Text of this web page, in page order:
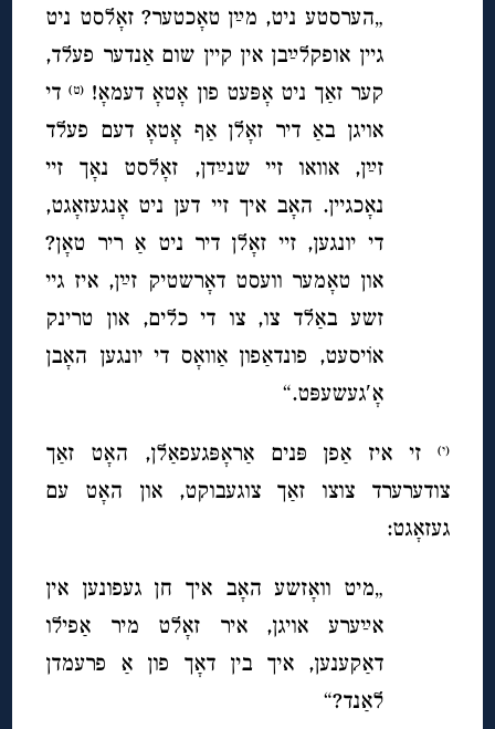
„הערסטע ניט, מײַן טאָכטער? זאָלסט ניט
גיין אופקלײַבן אין קיין שום אַנדער פעלד,
קער זאַך ניט אָפּעט פון אָטאָ דעמאָ! (ט)די
אויגן באַ דיר זאָלן אַף אָטאָ דעם פעלד
זײַן, אוואו זיי שנײַדן, זאָלסט נאָך זיי
נאָכגיין. האָב איך זיי דען ניט אָנגעזאָגט,
די יונגען, זיי זאָלן דיר ניט אַ ריר טאָן?
און טאָמער וועסט דאָרשטיק זײַן, איז גיי
זשע באַלד צו, צו די כלים, און טרינק
אוֹיסעט, פונדאַפון אַוואָס די יונגען האָבן
אָ′געשעפּט.“
(י)
זי איז אַפן פּנים אַראָפּגעפאַלן, האָט זאַך
צודערערד צוצו זאַך צוגעבוקט, און האָט עם
געזאָגט:
„מיט וואָזשע האָב איך חן געפונען אין
אײַערע אויגן, איר זאָלט מיר אַפילו
דאַקענען, איך בין דאָך פון אַ פרעמדן
לאַנד?“